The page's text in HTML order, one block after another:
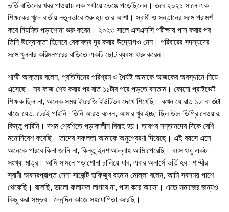
ভর্তি বাতিলের খবর পাওয়ায় এক পর্যায়ে ভেঙে পড়েছিলেন। তবে ২০২১ সালে এক
শিক্ষকের খুদে বার্তায় নতুনভাবে শুরু হয় তার আশা। স্বামী ও সন্তানের সঙ্গে পরামর্শ
করে নিয়মিত পড়াশোনা শুরু করেন। ২০২৩ সালে এসএসসি পরীক্ষায় পাস করার পর
তিনি উদ্যোক্তা হিসেবে বেকারত্ব দূর করার উদ্যোগও নেন। পরিবারের সদস্যদের
সঙ্গে খুলনার করিমনগরের বাড়িতে একটি ছোট ব্যবসা শুরু করেন।
শাম্মী আক্তার বলেন, প্রতিদিনের পরিশ্রম ও ধৈর্যই আমাকে আজকের অবস্থানে নিয়ে
এসেছে। সব কাজ শেষ করার পর রাত ১১টার পরে পড়তে বসতাম। কোনো প্রাইভেট
শিক্ষক ছিল না, অনেক সময় ইংরেজি ইউটিউব দেখে শিখেছি। কখন যে রাত ১টা বা ৩টা
বাজে যেত, টেরই পাইনি।তিনি আরও বলেন, আমার খুব ইচ্ছা ছিল উচ্চ ডিগ্রি নেওয়ার,
কিন্তু পারিনি। দশম শ্রেণিতে পড়াকালীন বিবাহ হয়। তারপর সন্তানদের দিকে বেশি
মনোনিবেশ করেছি। তাদের সফলতা আমাকে অনুপ্রেরণা দিয়েছে। এই বয়সে এসে
অনেকে পারবে কিনা জানি না, কিন্তু ইনশাআল্লাহ আমি পেরেছি। বয়স শুধু একটা
সংখ্যা মাত্র। আমি সামনে পড়াশোনা চালিয়ে যাব, এবার অনার্সে ভর্তি হব।শাম্মীর
স্বামী অবসরপ্রাপ্ত সেনা সার্জেন্ট হাফিজুর রহমান মোল্লা বলেন, আমি সবসময় পাশে
থেকেছি। বলেছি, ভালো ফলাফল লাগবে না, পাস করে আসো। এতে সমাজের জন্যও
কিছু করা সম্ভব। দৈনন্দিন কাজে সহযোগিতা করেছি।